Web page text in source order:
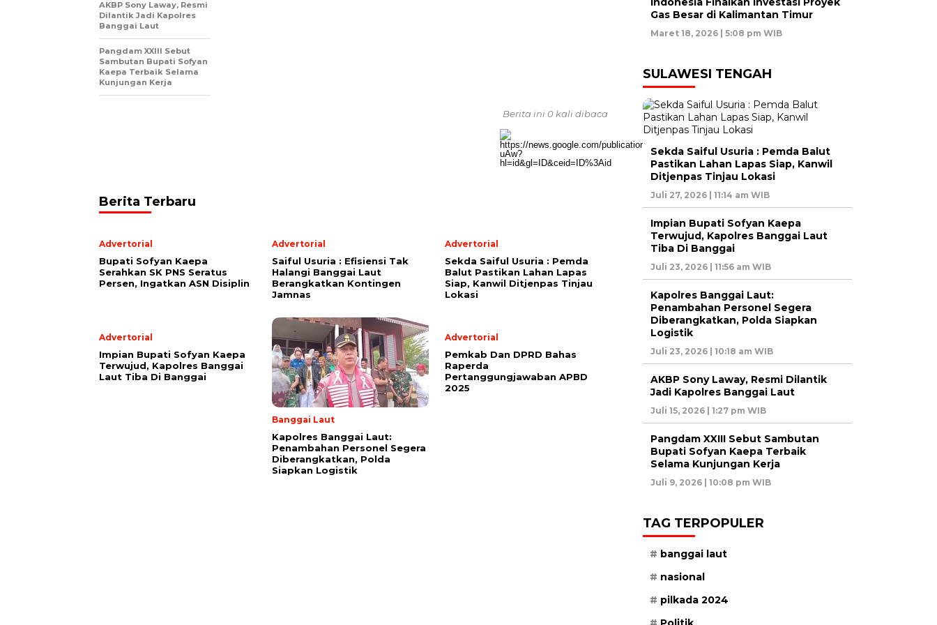
AKBP Sony Laway, Resmi
Dilantik Jadi Kapolres
Banggai Laut
Pangdam XXIII Sebut
Sambutan Bupati Sofyan
Kaepa Terbaik Selama
Kunjungan Kerja
Berita ini 0 kali dibaca
Berita Terbaru
Advertorial
Bupati Sofyan Kaepa
Serahkan SK PNS Seratus
Persen, Ingatkan ASN Disiplin
Advertorial
Saiful Usuria : Efisiensi Tak
Halangi Banggai Laut
Berangkatkan Kontingen
Jamnas
Advertorial
Sekda Saiful Usuria : Pemda
Balut Pastikan Lahan Lapas
Siap, Kanwil Ditjenpas Tinjau
Lokasi
Advertorial
Impian Bupati Sofyan Kaepa
Terwujud, Kapolres Banggai
Laut Tiba Di Banggai
Banggai Laut
Kapolres Banggai Laut:
Penambahan Personel Segera
Diberangkatkan, Polda
Siapkan Logistik
Advertorial
Pemkab Dan DPRD Bahas
Raperda
Pertanggungjawaban APBD
2025
Gas Besar di Kalimantan Timur
Maret 18, 2026 | 5:08 pm WIB
SULAWESI TENGAH
Sekda Saiful Usuria : Pemda Balut
Pastikan Lahan Lapas Siap, Kanwil
Ditjenpas Tinjau Lokasi
Juli 27, 2026 | 11:14 am WIB
Impian Bupati Sofyan Kaepa
Terwujud, Kapolres Banggai Laut
Tiba Di Banggai
Juli 23, 2026 | 11:56 am WIB
Kapolres Banggai Laut:
Penambahan Personel Segera
Diberangkatkan, Polda Siapkan
Logistik
Juli 23, 2026 | 10:18 am WIB
AKBP Sony Laway, Resmi Dilantik
Jadi Kapolres Banggai Laut
Juli 15, 2026 | 1:27 pm WIB
Pangdam XXIII Sebut Sambutan
Bupati Sofyan Kaepa Terbaik
Selama Kunjungan Kerja
Juli 9, 2026 | 10:08 pm WIB
TAG TERPOPULER
banggai laut
nasional
pilkada 2024